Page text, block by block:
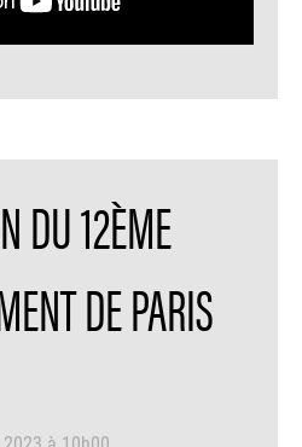
DU 12ÈME
DE PARIS